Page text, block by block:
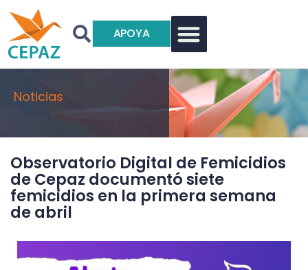
APOYA
Noticias
Observatorio Digital de Femicidios
de Cepaz documentó siete
femicidios en la primera semana
de abril